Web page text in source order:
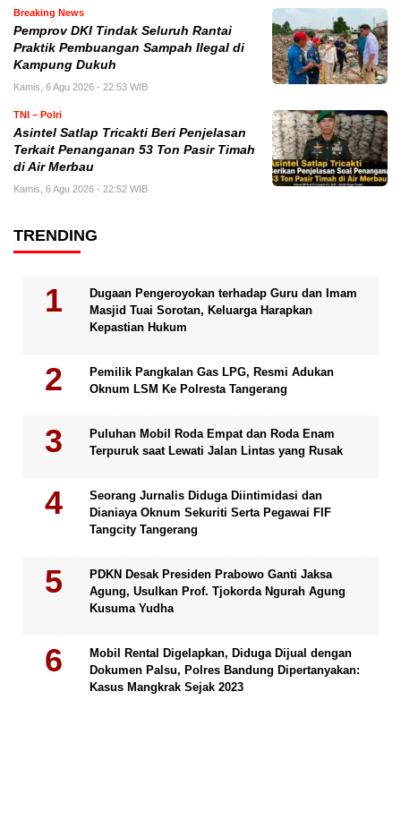
Breaking News
Pemprov DKI Tindak Seluruh Rantai
Praktik Pembuangan Sampah Ilegal di
Kampung Dukuh
Kamis, 6 Agu 2026 - 22:53 WIB
TNI – Polri
Asintel Satlap Tricakti Beri Penjelasan
Terkait Penanganan 53 Ton Pasir Timah
di Air Merbau
Kamis, 6 Agu 2026 - 22:52 WIB
TRENDING
Dugaan Pengeroyokan terhadap Guru dan Imam
Masjid Tuai Sorotan, Keluarga Harapkan
Kepastian Hukum
Pemilik Pangkalan Gas LPG, Resmi Adukan
Oknum LSM Ke Polresta Tangerang
Puluhan Mobil Roda Empat dan Roda Enam
Terpuruk saat Lewati Jalan Lintas yang Rusak
Seorang Jurnalis Diduga Diintimidasi dan
Dianiaya Oknum Sekuriti Serta Pegawai FIF
Tangcity Tangerang
PDKN Desak Presiden Prabowo Ganti Jaksa
Agung, Usulkan Prof. Tjokorda Ngurah Agung
Kusuma Yudha
Mobil Rental Digelapkan, Diduga Dijual dengan
Dokumen Palsu, Polres Bandung Dipertanyakan:
Kasus Mangkrak Sejak 2023